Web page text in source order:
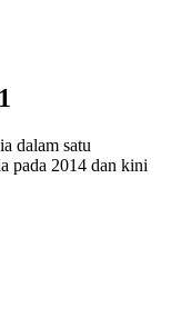
dalam satu
pada 2014 dan kini